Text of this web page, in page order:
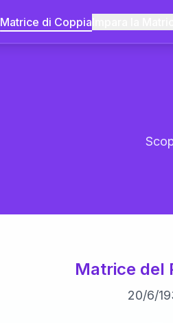
Matrice di Coppia
Matrice del
20/6/